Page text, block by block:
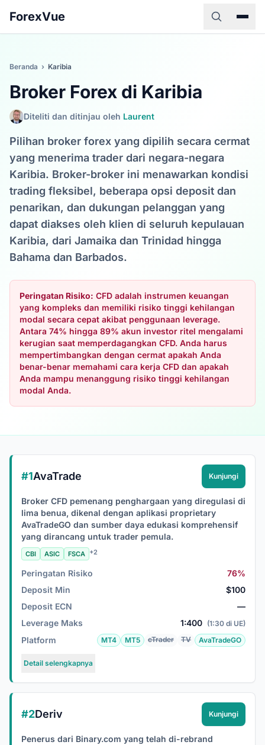
ForexVue
Beranda › Karibia
Broker Forex di Karibia
Diteliti dan ditinjau oleh Laurent
Pilihan broker forex yang dipilih secara cermat
yang menerima trader dari negara-negara
Karibia. Broker-broker ini menawarkan kondisi
trading fleksibel, beberapa opsi deposit dan
penarikan, dan dukungan pelanggan yang
dapat diakses oleh klien di seluruh kepulauan
Karibia, dari Jamaika dan Trinidad hingga
Bahama dan Barbados.
Peringatan Risiko: CFD adalah instrumen keuangan
yang kompleks dan memiliki risiko tinggi kehilangan
modal secara cepat akibat penggunaan leverage.
Antara 74% hingga 89% akun investor ritel mengalami
kerugian saat memperdagangkan CFD. Anda harus
mempertimbangkan dengan cermat apakah Anda
benar-benar memahami cara kerja CFD dan apakah
Anda mampu menanggung risiko tinggi kehilangan
modal Anda.
#1AvaTrade Kunjungi
Broker CFD pemenang penghargaan yang diregulasi di
lima benua, dikenal dengan aplikasi proprietary
AvaTradeGO dan sumber daya edukasi komprehensif
yang dirancang untuk trader pemula.
CBI ASIC FSCA +2
Peringatan Risiko
76%
Deposit Min
$100
Deposit ECN
—
Leverage Maks
1:400 (1:30 di UE)
Platform MT4 MT5 cTrader TV AvaTradeGO
Detail selengkapnya
#2Deriv Kunjungi
Penerus dari Binary.com yang telah di-rebrand